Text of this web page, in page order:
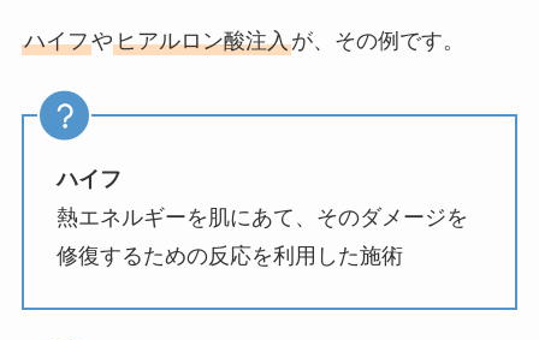
ハイフやヒアルロン酸注入が、その例です。
ハイフ
熱エネルギーを肌にあて、そのダメージを
修復するための反応を利用した施術